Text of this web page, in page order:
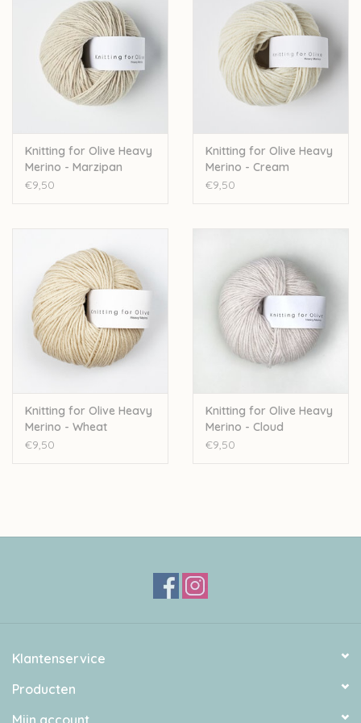
Knitting for Olive Heavy
Merino - Marzipan
€9,50
Knitting for Olive Heavy
Merino - Cream
€9,50
Knitting for Olive Heavy
Merino - Wheat
€9,50
Knitting for Olive Heavy
Merino - Cloud
€9,50
Klantenservice
Producten
Mijn account